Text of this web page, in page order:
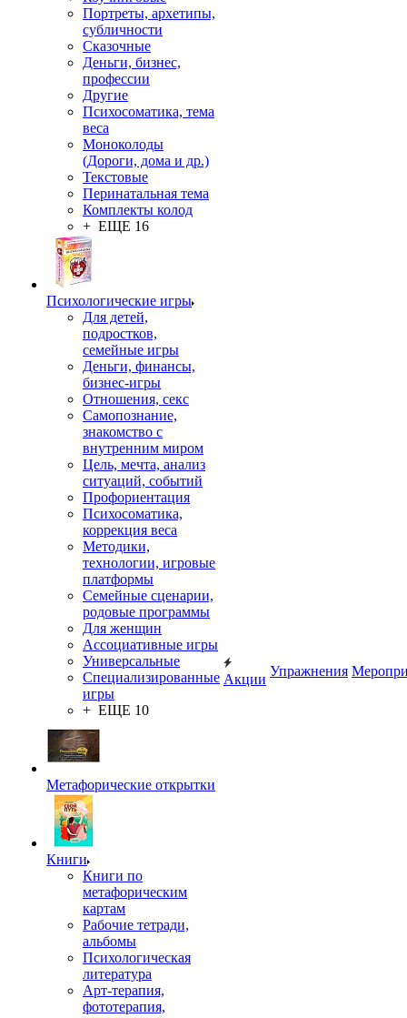
Портреты, архетипы,
субличности
Сказочные
Деньги, бизнес,
профессии
Другие
Психосоматика, тема
веса
Моноколоды
(Дороги, дома и др.)
Текстовые
Перинатальная тема
Комплекты колод
+ ЕЩЕ 16
Психологические игры
Для детей,
подростков,
семейные игры
Деньги, финансы,
бизнес-игры
Отношения, секс
Самопознание,
знакомство с
внутренним миром
Цель, мечта, анализ
ситуаций, событий
Профориентация
Психосоматика,
коррекция веса
Методики,
технологии, игровые
платформы
Семейные сценарии,
родовые программы
Для женщин
Ассоциативные игры
Универсальные
Специализированные
игры
+ ЕЩЕ 10
Метафорические открытки
Книги
Книги по
метафорическим
картам
Рабочие тетради,
альбомы
Психологическая
литература
Арт-терапия,
фототерапия,
Акции
Упражнения